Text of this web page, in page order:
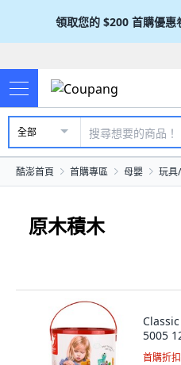
領取您的 $200 首購優惠
全部
酷澎首頁 首購專區 母嬰 玩具
原木積木
5005
首購折